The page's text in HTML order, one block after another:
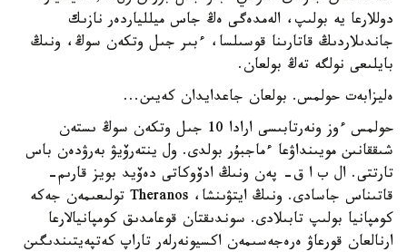
دوللارعا يە بولىپ، الەمدەگى ەڭ جاس ميللياردەر نازىك
جاندىلاردىڭ قاتارىنا قوسىلسا، ءبىر جىل وتكەن سوڭ، ونىڭ
بايلىعى نولگە تەڭ بولعان.
ەليزابەت حولمس. بولعان جاعدايدان كەيىن...
حولمس ءوز ونەرتابىسى ارادا 10 جىل وتكەن سوڭ ىستەن
شىققانىن مويىنداۋعا ءماجبۇر بولدى. ول ينتەرۆيۋ بەرۋدەن باس
تارتتى. ال ب ا ق- پەن ونىڭ ادۆوكاتى دەۆيد بويز قارىم-
قاتىناس جاسادى. ونىڭ ايتۋىنشا، Theranos تولىعىمەن جەكە
كومپانيا بولىپ تابىلادى. سوندىقتان قوعامدىق كومپانيالارعا
ارنالعان قورعاۋ ەرەجەسىمەن اكسيونەرلەر تاراپ كەتپەيتىندىگىن